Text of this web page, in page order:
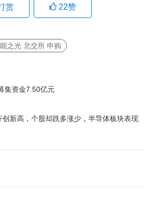
赏 22赞
能之光 北交所 申购
集资金7.50亿元
创新高，个股却跌多涨少，半导体板块表现